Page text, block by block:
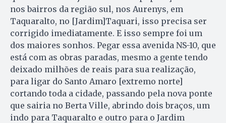
nos bairros da região sul, nos Aurenys, em
Taquaralto, no [Jardim]Taquari, isso precisa ser
corrigido imediatamente. E isso sempre foi um
dos maiores sonhos. Pegar essa avenida NS-10, que
está com as obras paradas, mesmo a gente tendo
deixado milhões de reais para sua realização,
para ligar do Santo Amaro [extremo norte]
cortando toda a cidade, passando pela nova ponte
que sairia no Berta Ville, abrindo dois braços, um
indo para Taquaralto e outro para o Jardim